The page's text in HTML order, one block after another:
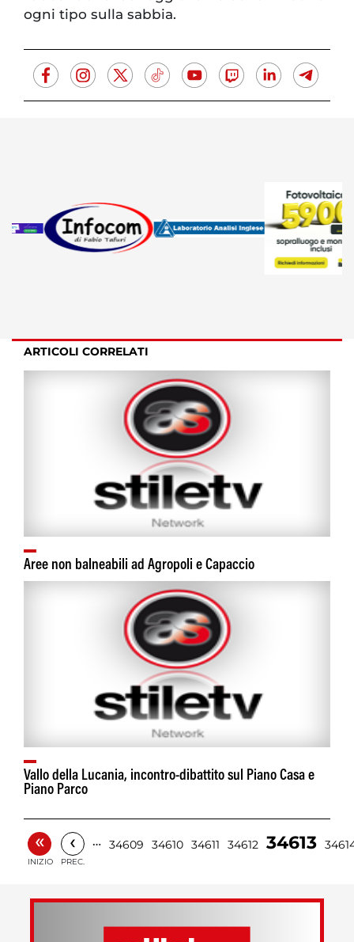
ogni tipo sulla sabbia.
ARTICOLI CORRELATI
Aree non balneabili ad Agropoli e Capaccio
Vallo della Lucania, incontro-dibattito sul Piano Casa e
Piano Parco
«
INIZIO
‹
PREC.
… 34609 34610 34611 34612 34613